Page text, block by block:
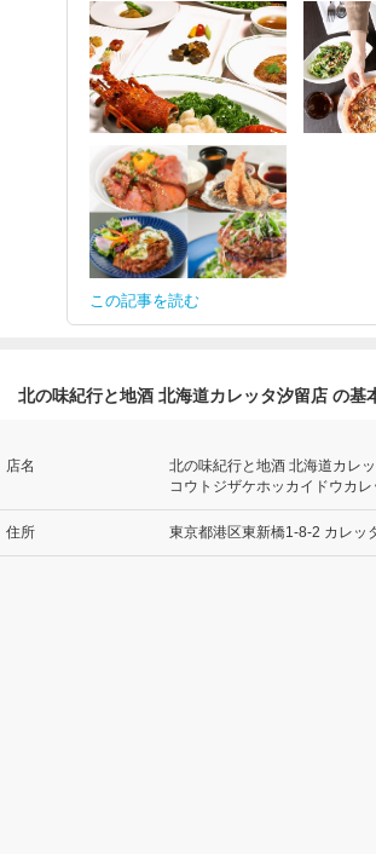
この記事を読む
北の味紀行と地酒 北海道カレッタ汐留店 の基
店名
北の味紀行と地酒 北海道カレ
コウトジザケホッカイドウカ
住所 東京都港区東新橋1-8-2 カレッ